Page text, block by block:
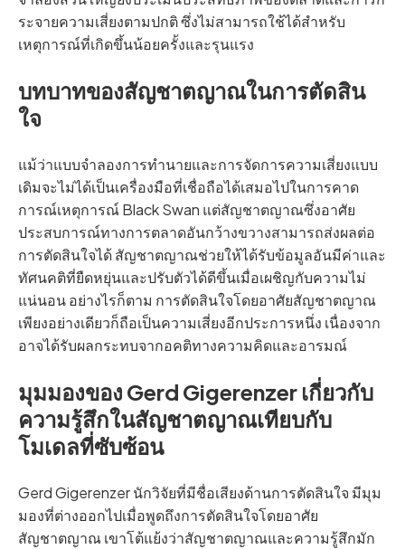
ระจายความเสี่ยงตามปกติ ซึ่งไม่สามารถใช้ได้สำหรับ
เหตุการณ์ที่เกิดขึ้นน้อยครั้งและรุนแรง
บทบาทของสัญชาตญาณในการตัดสิน
ใจ
แม้ว่าแบบจำลองการทำนายและการจัดการความเสี่ยงแบบ
เดิมจะไม่ได้เป็นเครื่องมือที่เชื่อถือได้เสมอไปในการคาด
การณ์เหตุการณ์ Black Swan แต่สัญชาตญาณซึ่งอาศัย
ประสบการณ์ทางการตลาดอันกว้างขวางสามารถส่งผลต่อ
การตัดสินใจได้ สัญชาตญาณช่วยให้ได้รับข้อมูลอันมีค่าและ
ทัศนคติที่ยืดหยุ่นและปรับตัวได้ดีขึ้นเมื่อเผชิญกับความไม่
แน่นอน อย่างไรก็ตาม การตัดสินใจโดยอาศัยสัญชาตญาณ
เพียงอย่างเดียวก็ถือเป็นความเสี่ยงอีกประการหนึ่ง เนื่องจาก
อาจได้รับผลกระทบจากอคติทางความคิดและอารมณ์
มุมมองของ Gerd Gigerenzer เกี่ยวกับ
ความรู้สึกในสัญชาตญาณเทียบกับ
โมเดลที่ซับซ้อน
Gerd Gigerenzer นักวิจัยที่มีชื่อเสียงด้านการตัดสินใจ มีมุม
มองที่ต่างออกไปเมื่อพูดถึงการตัดสินใจโดยอาศัย
สัญชาตญาณ เขาโต้แย้งว่าสัญชาตญาณและความรู้สึกมัก